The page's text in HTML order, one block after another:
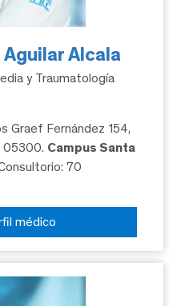
Alcala
y Traumatología
Graef Fernández 154,
05300. Campus Santa
70
médico